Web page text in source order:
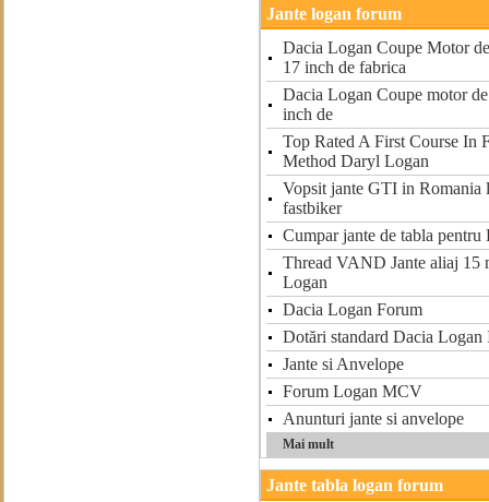
Jante logan forum
Dacia Logan Coupe Motor
17 inch de fabrica
Dacia Logan Coupe motor
inch de
Top Rated A First Course In
Method Daryl Logan
Vopsit jante GTI in Romania
fastbiker
Cumpar jante de tabla pentru
Thread VAND Jante aliaj 15
Logan
Dacia Logan Forum
Dotări standard Dacia
Jante si Anvelope
Forum Logan MCV
Anunturi jante si anvelope
Mai mult
Jante tabla logan forum